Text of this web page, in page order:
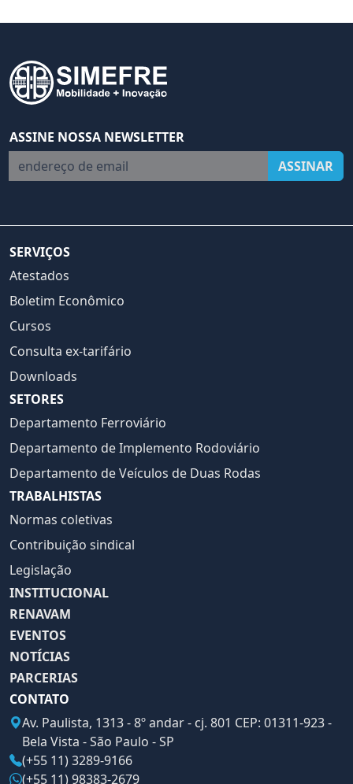
ASSINE NOSSA NEWSLETTER
endereço de email
ASSINAR
SERVIÇOS
Atestados
Boletim Econômico
Cursos
Consulta ex-tarifário
Downloads
SETORES
Departamento Ferroviário
Departamento de Implemento Rodoviário
Departamento de Veículos de Duas Rodas
TRABALHISTAS
Normas coletivas
Contribuição sindical
Legislação
INSTITUCIONAL
RENAVAM
EVENTOS
NOTÍCIAS
PARCERIAS
CONTATO
Av. Paulista, 1313 - 8º andar - cj. 801 CEP: 01311-923 -
Bela Vista - São Paulo - SP
(+55 11) 3289-9166
(+55 11) 98383-2679